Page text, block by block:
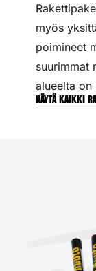
myös
poimineet
suurimmat
alueelta on
Näytä kaikki